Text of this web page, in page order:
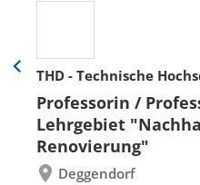
THD - Technische
Professorin /
Lehrgebiet
Renovierung"
Deggendorf
Eine
zurück